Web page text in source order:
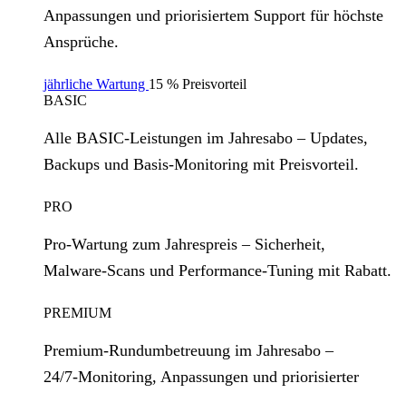
Anpassungen und priorisiertem Support für höchste
Ansprüche.
jährliche Wartung 15 % Preisvorteil
BASIC
Alle BASIC‑Leistungen im Jahresabo – Updates,
Backups und Basis‑Monitoring mit Preisvorteil.
PRO
Pro‑Wartung zum Jahrespreis – Sicherheit,
Malware‑Scans und Performance‑Tuning mit Rabatt.
PREMIUM
Premium‑Rundumbetreuung im Jahresabo –
24/7‑Monitoring, Anpassungen und priorisierter